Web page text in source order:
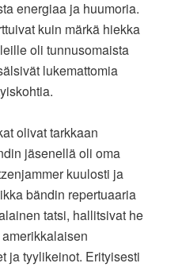
energiaa ja huumoria.
kuin märkä hiekka
oli tunnusomaista
lukemattomia
olivat tarkkaan
jäsenellä oli oma
kuulosti ja
bändin repertuaaria
tatsi, hallitsivat he
ja tyylikeinot. Erityisesti